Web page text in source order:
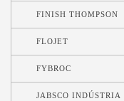
FINISH THOMPSON
FLOJET
FYBROC
JABSCO INDÚSTRIA